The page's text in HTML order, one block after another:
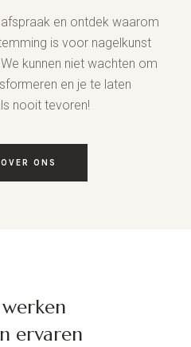
en ontdek waarom
is voor nagelkunst
kunnen niet wachten om
en je te laten
nooit tevoren!
ONS
werken
ervaren